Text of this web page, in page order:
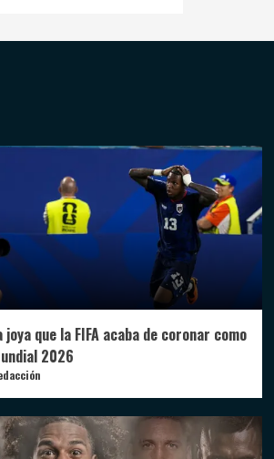
joya que la FIFA acaba de coronar como
2026